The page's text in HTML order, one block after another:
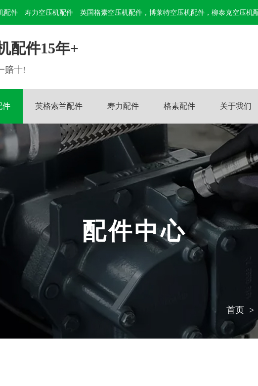
配件 寿力空压机配件 英国格素空压机配件，博莱特空压机配件，柳泰克空压机
配件15年+
赔十!
件 英格索兰配件 寿力配件 格素配件 关于我们
配件中心
首页